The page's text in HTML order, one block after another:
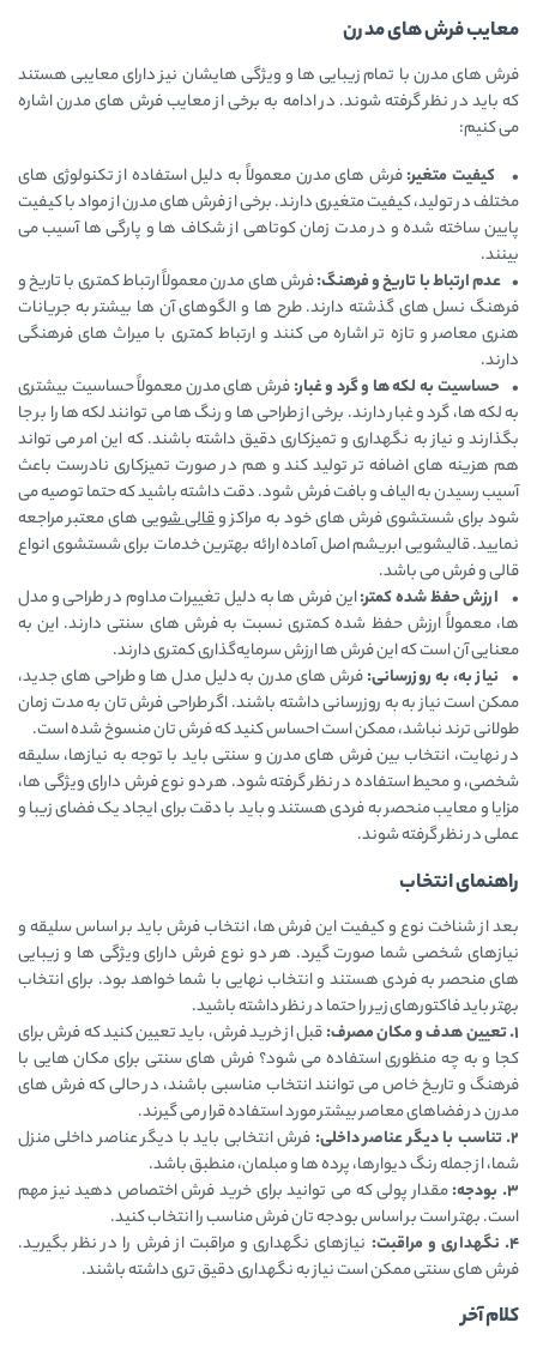
معایب فرش های مدرن
فرش ‌های مدرن با تمام زیبایی ‌ها و ویژگی‌ هایشان نیز دارای معایبی هستند
که باید در نظر گرفته شوند. در ادامه به برخی از معایب فرش ‌های مدرن اشاره
می ‌کنیم:
• کیفیت متغیر:فرش ‌های مدرن معمولاً به دلیل استفاده از تکنولوژی ‌های
مختلف در تولید، کیفیت متغیری دارند. برخی از فرش ‌های مدرن از مواد با کیفیت
پایین ساخته شده و در مدت زمان کوتاهی از شکاف ‌ها و پارگی ‌ها آسیب می
‌بینند.
• عدم ارتباط با تاریخ و فرهنگ:فرش ‌های مدرن معمولاً ارتباط کمتری با تاریخ و
فرهنگ نسل‌ های گذشته دارند. طرح ها و الگوهای آن ‌ها بیشتر به جریانات
هنری معاصر و تازه تر اشاره می ‌کنند و ارتباط کمتری با میراث ‌های فرهنگی
دارند.
• حساسیت به لکه ‌ها و گرد و غبار:فرش‌ های مدرن معمولاً حساسیت بیشتری
به لکه ‌ها، گرد و غبار دارند. برخی از طراحی ‌ها و رنگ ‌ها می ‌توانند لکه ‌ها را بر جا
بگذارند و نیاز به نگهداری و تمیزکاری دقیق داشته باشند. که این امر می تواند
هم هزینه های اضافه تر تولید کند و هم در صورت تمیزکاری نادرست باعث
آسیب رسیدن به الیاف و بافت فرش شود. دقت داشته باشید که حتما توصیه می
شود برای شستشوی فرش های خود به مراکز وقالی شوییهای معتبر مراجعه
نمایید. قالیشویی ابریشم اصل آماده ارائه بهترین خدمات برای شستشوی انواع
قالی و فرش می باشد.
• ارزش حفظ شده کمتر:این فرش ها به دلیل تغییرات مداوم در طراحی و مدل
‌ها، معمولاً ارزش حفظ شده کمتری نسبت به فرش ‌های سنتی دارند. این به
معنایی آن است که این فرش ها ارزش سرمایه‌گذاری کمتری دارند.
• نیاز به، به ‌روزرسانی:فرش ‌های مدرن به دلیل مدل ‌ها و طراحی ‌های جدید،
ممکن است نیاز به به ‌روزرسانی داشته باشند. اگر طراحی فرش ‌تان به مدت زمان
طولانی ترند نباشد، ممکن است احساس کنید که فرش ‌تان منسوخ شده است.
در نهایت، انتخاب بین فرش‌ های مدرن و سنتی باید با توجه به نیازها، سلیقه
شخصی، و محیط استفاده در نظر گرفته شود. هر دو نوع فرش دارای ویژگی ‌ها،
مزایا و معایب منحصر به فردی هستند و باید با دقت برای ایجاد یک فضای زیبا و
عملی در نظر گرفته شوند.
راهنمای انتخاب
بعد از شناخت نوع و کیفیت این فرش ها، انتخاب فرش باید بر اساس سلیقه و
نیازهای شخصی شما صورت گیرد. هر دو نوع فرش دارای ویژگی ‌ها و زیبایی
‌های منحصر به فردی هستند و انتخاب نهایی با شما خواهد بود. برای انتخاب
بهتر باید فاکتورهای زیر را حتما در نظر داشته باشید.
1. تعیین هدف و مکان مصرف:
قبل از خرید فرش، باید تعیین کنید که فرش برای
کجا و به چه منظوری استفاده می ‌شود؟ فرش ‌های سنتی برای مکان ‌هایی با
فرهنگ و تاریخ خاص می ‌توانند انتخاب مناسبی باشند، در حالی که فرش ‌های
مدرن در فضاهای معاصر بیشتر مورد استفاده قرار می ‌گیرند.
2. تناسب با دیگر عناصر داخلی:
فرش انتخابی باید با دیگر عناصر داخلی منزل
شما، از جمله رنگ ‌دیوارها، پرده ها و مبلمان، منطبق باشد.
3. بودجه:
مقدار پولی که می ‌توانید برای خرید فرش اختصاص دهید نیز مهم
است. بهتر است بر اساس بودجه ‌تان فرش مناسب را انتخاب کنید.
4. نگهداری و مراقبت:
نیازهای نگهداری و مراقبت از فرش را در نظر بگیرید.
فرش‌ های سنتی ممکن است نیاز به نگهداری دقیق‌ تری داشته باشند.
کلام آخر